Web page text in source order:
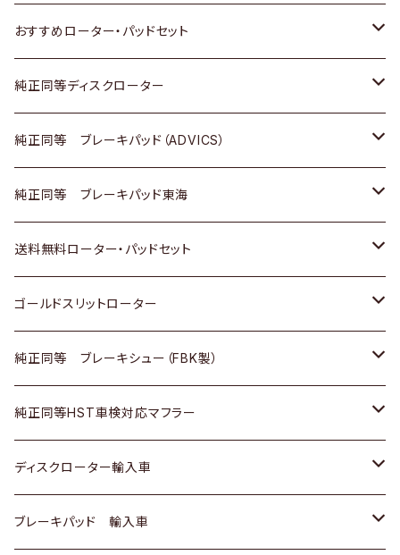
ダイハツ
マツダ
三菱
スバル
日野
三菱ふそう
ＢＭＷ
いすゞ
ダイハツ
マツダ
三菱
日野
三菱ふそう
いすゞ
ダイハツ
三菱
日野
三菱ふそう
その他
スズキ
日産
ダイハツ
マツダ
三菱
スバル
ホンダ
スズキ
日産
いすゞ
ダイハツ
マツダ
三菱
スバル
トヨタ
日産
いすゞ
ダイハツ
マツダ
三菱
おすすめローター・パッドセット
トヨタ
ホンダ
スズキ
日産
ダイハツ
マツダ
三菱
スバル
純正同等ディスクローター
トヨタ
ホンダ
スズキ
日産
いすゞ
ダイハツ
マツダ
三菱
純正同等 ブレーキパッド（ADVICS）
トヨタ
ホンダ
スズキ
日産
ダイハツ
マツダ
三菱
純正同等 ブレーキパッド東海
トヨタ
ホンダ
日産
いすゞ
ダイハツ
マツダ
送料無料ローター・パッドセット
トヨタ
ホンダ
スズキ
日産
ダイハツ
ゴールドスリットローター
トヨタ
ホンダ
スズキ
日産
純正同等 ブレーキシュー（FBK製）
ホンダ
スズキ
日産
純正同等HST車検対応マフラー
トヨタ
ホンダ
ディスクローター輸入車
ＡＵＤＩ
ブレーキパッド 輸入車